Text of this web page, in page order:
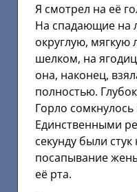
Я смотрел на её
На спадающие на
округлую,
шелком, на
она, наконец,
полностью.
Горло
Единственными
секунду были стук
посапывание
её рта.